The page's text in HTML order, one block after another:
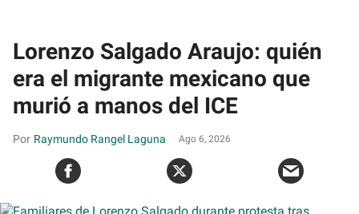
Lorenzo Salgado Araujo: quién
era el migrante mexicano que
murió a manos del ICE
Raymundo Rangel Laguna Ago 6, 2026